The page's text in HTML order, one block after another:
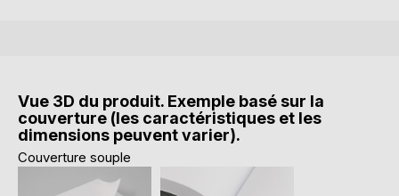
Vue 3D du produit. Exemple basé sur la
couverture (les caractéristiques et les
dimensions peuvent varier).
Couverture souple